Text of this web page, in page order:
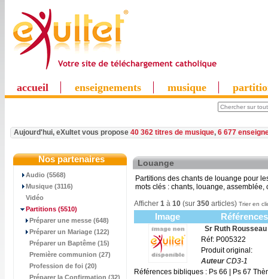
accueil enseignements musique
Aujourd'hui, eXultet vous propose 40 362 titres de musique, 6 677
Nos partenaires
Audio (5568)
Musique (3116)
Vidéo
Partitions (5510)
Préparer une messe (648)
Préparer un Mariage (122)
Préparer un Baptême (15)
Première communion (27)
Profession de foi (20)
Préparer la Confirmation (32)
Louange
Partitions des chants de louange pour
mots clés : chants, louange,
Afficher 1 à 10 (sur 350 articles) Trier en
Image Références
Sr Ruth Rousseau
Réf: P005322
Produit original:
AuteurCD3-1
Références bibliques : Ps 66 | Ps 67